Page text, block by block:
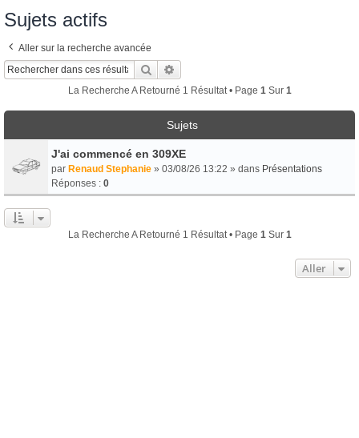
Sujets actifs
Aller sur la recherche avancée
Rechercher
La Recherche A Retourné 1 Résultat • Page 1Sur 1
Sujets
J'ai commencé en 309XE
par Renaud Stephanie » 03/08/26 13:22 » dans Présentations
Réponses : 0
La Recherche A Retourné 1 Résultat • Page 1Sur 1
Aller